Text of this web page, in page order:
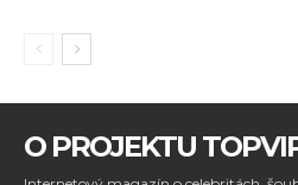
O PROJEKTU